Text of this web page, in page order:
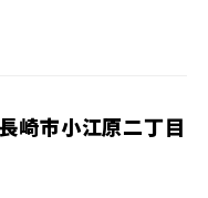
崎市小江原二丁目